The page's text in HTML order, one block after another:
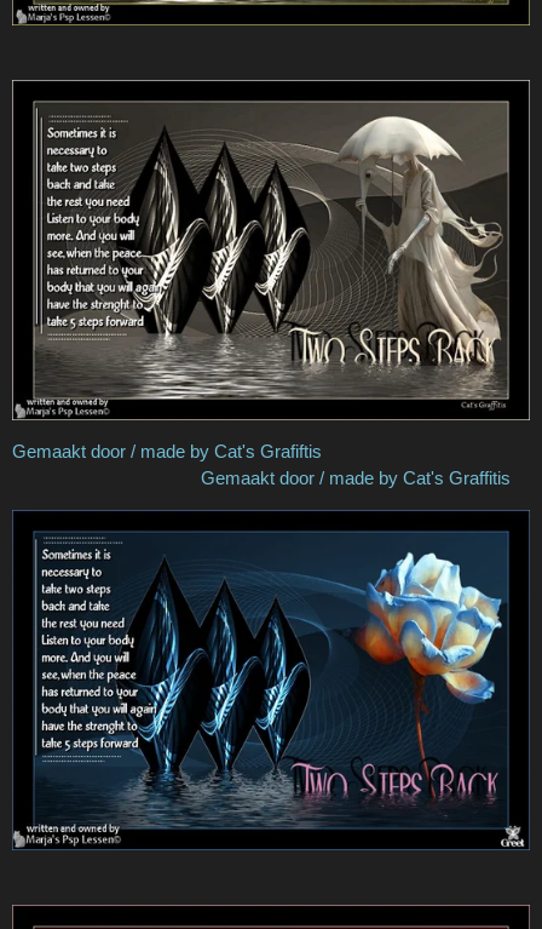
Gemaakt door / made by Cat's Grafiftis
Gemaakt door / made by Cat's Graffitis